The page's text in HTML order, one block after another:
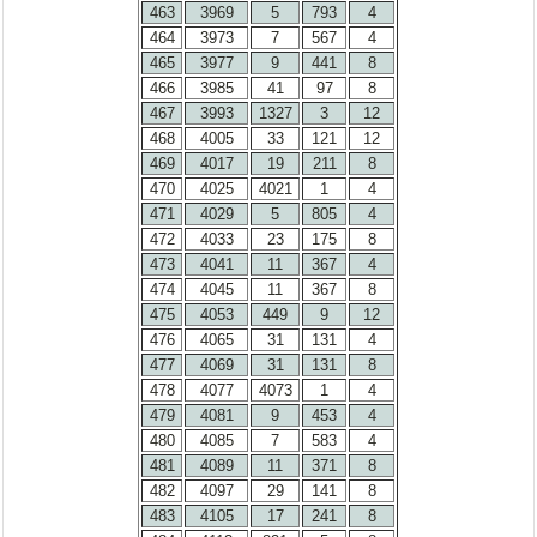
463 3969 5 793
4
464
3973 7 567
4
465
3977 9 441
8
466
3985 41 97
8
467
3993 1327 3
12
468
4005 33 121
12
469
4017 19 211
8
470
4025 4021 1
4
471
4029 5 805
4
472
4033 23 175
8
473
4041 11 367
4
474
4045 11 367
8
475
4053 449 9
12
476
4065 31 131
4
477
4069 31 131
8
478
4077 4073 1
4
479
4081 9 453
4
480
4085 7 583
4
481
4089 11 371
8
482
4097 29 141
8
483
4105 17 241
8